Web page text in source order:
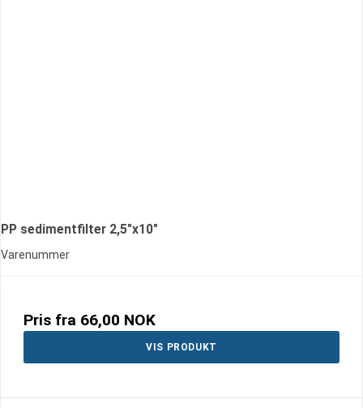
PP sedimentfilter 2,5"x10"
Varenummer
Pris fra 66,00 NOK
VIS PRODUKT